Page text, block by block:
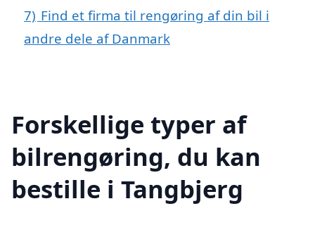
7) Find et firma til rengøring af din bil i
andre dele af Danmark
Forskellige typer af
bilrengøring, du kan
bestille i Tangbjerg